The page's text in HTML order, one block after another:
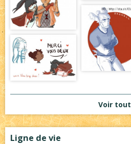
Voir tout
Ligne de vie